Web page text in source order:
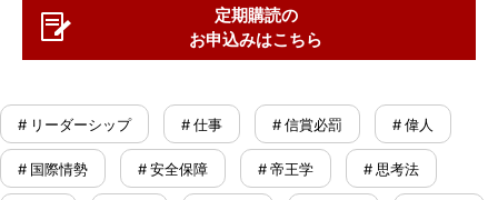
定期購読の
お申込みはこちら
# リーダーシップ # 仕事 # 信賞必罰 # 偉人
# 国際情勢 # 安全保障 # 帝王学 # 思考法